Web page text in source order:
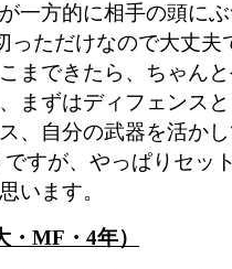
一方的に相手の頭に
っただけなので大丈夫
まできたら、ちゃん
まずはディフェンス
、自分の武器を活か
すが、やっぱりセッ
います。
MF・4年）